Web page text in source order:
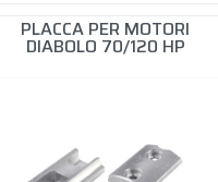
PLACCA PER MOTORI
DIABOLO 70/120 HP